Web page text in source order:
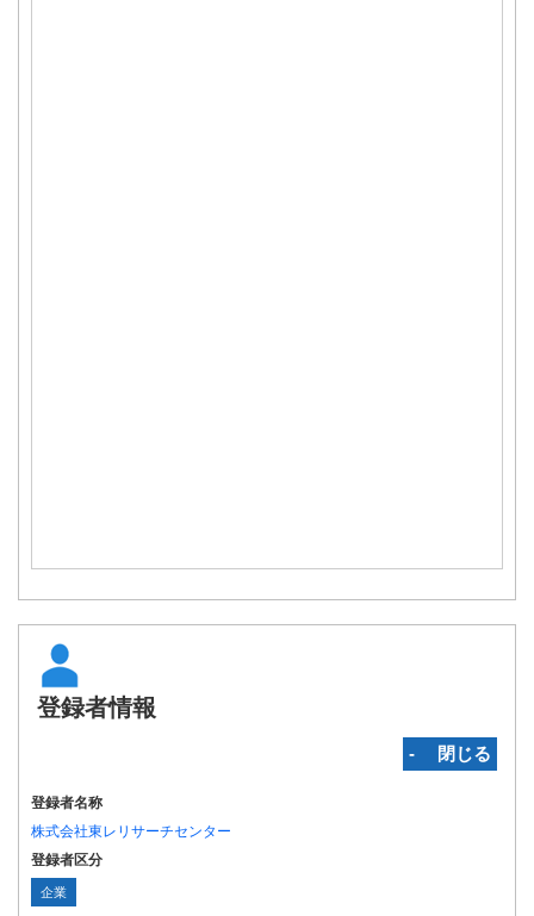
登録者情報
‐ 閉じる
登録者名称
株式会社東レリサーチセンター
登録者区分
企業